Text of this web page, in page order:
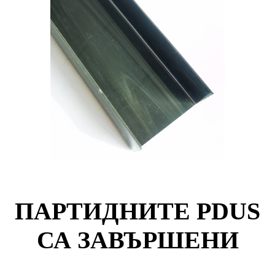
ПАРТИДНИТЕ PDUS
СА ЗАВЪРШЕНИ